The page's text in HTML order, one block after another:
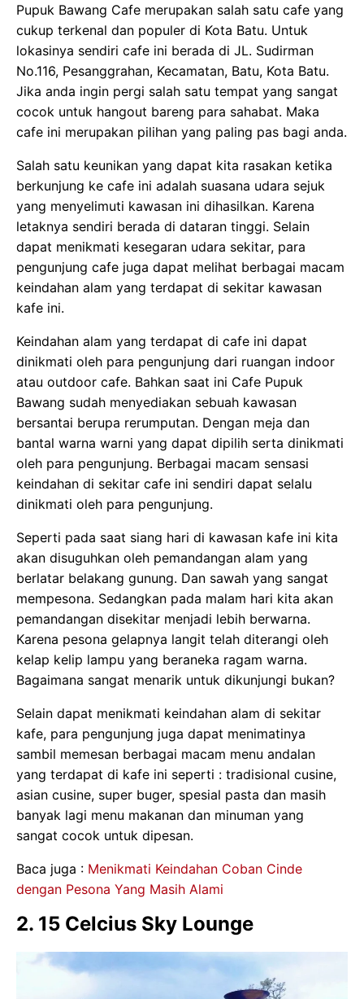
Pupuk Bawang Cafe merupakan salah satu cafe yang
cukup terkenal dan populer di Kota Batu. Untuk
lokasinya sendiri cafe ini berada di JL. Sudirman
No.116, Pesanggrahan, Kecamatan, Batu, Kota Batu.
Jika anda ingin pergi salah satu tempat yang sangat
cocok untuk hangout bareng para sahabat. Maka
cafe ini merupakan pilihan yang paling pas bagi anda.
Salah satu keunikan yang dapat kita rasakan ketika
berkunjung ke cafe ini adalah suasana udara sejuk
yang menyelimuti kawasan ini dihasilkan. Karena
letaknya sendiri berada di dataran tinggi. Selain
dapat menikmati kesegaran udara sekitar, para
pengunjung cafe juga dapat melihat berbagai macam
keindahan alam yang terdapat di sekitar kawasan
kafe ini.
Keindahan alam yang terdapat di cafe ini dapat
dinikmati oleh para pengunjung dari ruangan indoor
atau outdoor cafe. Bahkan saat ini Cafe Pupuk
Bawang sudah menyediakan sebuah kawasan
bersantai berupa rerumputan. Dengan meja dan
bantal warna warni yang dapat dipilih serta dinikmati
oleh para pengunjung. Berbagai macam sensasi
keindahan di sekitar cafe ini sendiri dapat selalu
dinikmati oleh para pengunjung.
Seperti pada saat siang hari di kawasan kafe ini kita
akan disuguhkan oleh pemandangan alam yang
berlatar belakang gunung. Dan sawah yang sangat
mempesona. Sedangkan pada malam hari kita akan
pemandangan disekitar menjadi lebih berwarna.
Karena pesona gelapnya langit telah diterangi oleh
kelap kelip lampu yang beraneka ragam warna.
Bagaimana sangat menarik untuk dikunjungi bukan?
Selain dapat menikmati keindahan alam di sekitar
kafe, para pengunjung juga dapat menimatinya
sambil memesan berbagai macam menu andalan
yang terdapat di kafe ini seperti : tradisional cusine,
asian cusine, super buger, spesial pasta dan masih
banyak lagi menu makanan dan minuman yang
sangat cocok untuk dipesan.
Baca juga : Menikmati Keindahan Coban Cinde
dengan Pesona Yang Masih Alami
2. 15 Celcius Sky Lounge